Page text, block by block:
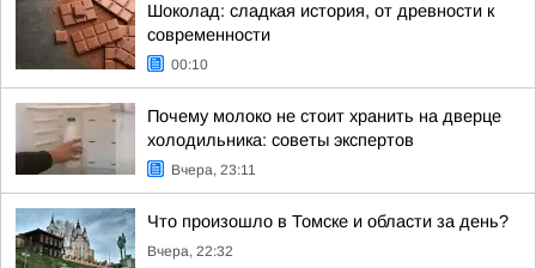
Шоколад: сладкая история, от древности к
современности
00:10
Почему молоко не стоит хранить на дверце
холодильника: советы экспертов
Вчера, 23:11
Что произошло в Томске и области за день?
Вчера, 22:32